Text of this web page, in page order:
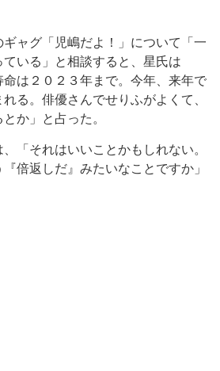
ャグ「児嶋だよ！」について「一
いる」と相談すると、星氏は
命は２０２３年まで。今年、来年で
る。俳優さんでせりふがよくて、
か」と占った。
「それはいいことかもしれない。
倍返しだ』みたいなことですか」